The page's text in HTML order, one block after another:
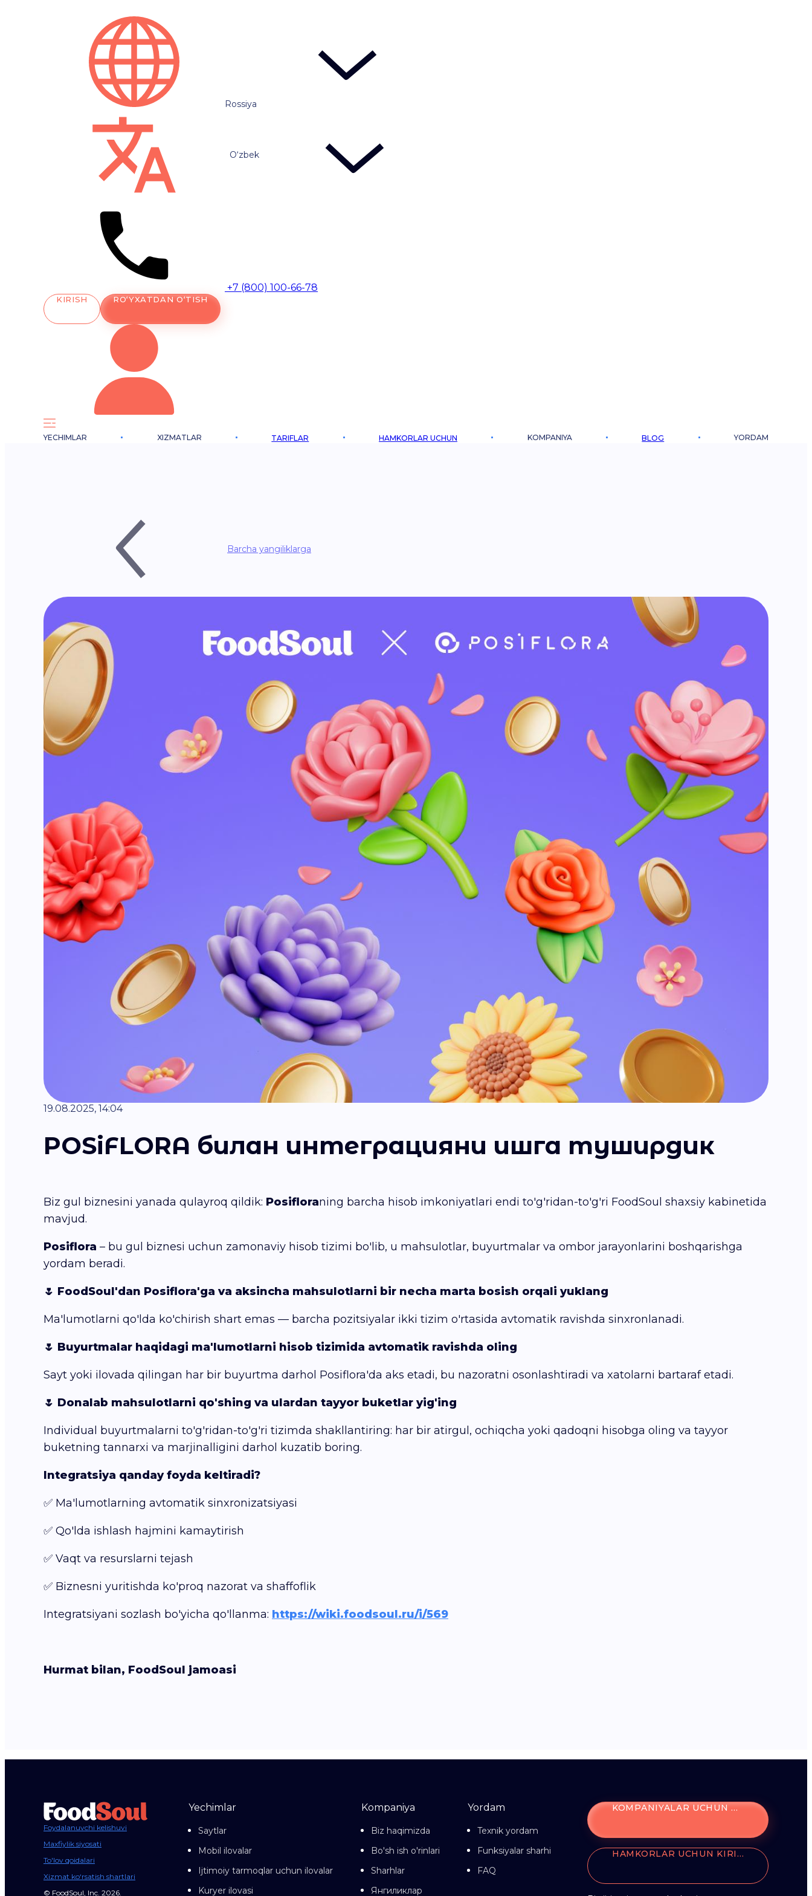
Rossiya
O‘zbek
+7 (800) 100-66-78
KIRISH RO‘YXATDAN O‘TISH
YECHIMLAR XIZMATLAR TARIFLAR HAMKORLAR UCHUN KOMPANIYA BLOG YORDAM
Barcha yangiliklarga
19.08.2025, 14:04
POSiFLORA билан интеграцияни ишга туширдик
Biz gul biznesini yanada qulayroq qildik: Posifloraning barcha hisob imkoniyatlari endi to'g'ridan-to'g'ri FoodSoul shaxsiy kabinetida
mavjud.
Posiflora – bu gul biznesi uchun zamonaviy hisob tizimi bo'lib, u mahsulotlar, buyurtmalar va ombor jarayonlarini boshqarishga
yordam beradi.
🌷 FoodSoul'dan Posiflora'ga va aksincha mahsulotlarni bir necha marta bosish orqali yuklang
Ma'lumotlarni qo'lda ko'chirish shart emas — barcha pozitsiyalar ikki tizim o'rtasida avtomatik ravishda sinxronlanadi.
🌷 Buyurtmalar haqidagi ma'lumotlarni hisob tizimida avtomatik ravishda oling
Sayt yoki ilovada qilingan har bir buyurtma darhol Posiflora'da aks etadi, bu nazoratni osonlashtiradi va xatolarni bartaraf etadi.
🌷 Donalab mahsulotlarni qo'shing va ulardan tayyor buketlar yig'ing
Individual buyurtmalarni to'g'ridan-to'g'ri tizimda shakllantiring: har bir atirgul, ochiqcha yoki qadoqni hisobga oling va tayyor
buketning tannarxi va marjinalligini darhol kuzatib boring.
Integratsiya qanday foyda keltiradi?
✅ Ma'lumotlarning avtomatik sinxronizatsiyasi
✅ Qo'lda ishlash hajmini kamaytirish
✅ Vaqt va resurslarni tejash
✅ Biznesni yuritishda ko'proq nazorat va shaffoflik
Integratsiyani sozlash bo'yicha qo'llanma: https://wiki.foodsoul.ru/i/569
Hurmat bilan, FoodSoul jamoasi
Foydalanuvchi kelishuvi
Maxfiylik siyosati
To'lov qoidalari
Xizmat ko‘rsatish shartlari
© FoodSoul, Inc. 2026.
Yechimlar
Saytlar
Mobil ilovalar
Ijtimoiy tarmoqlar uchun ilovalar
Kuryer ilovasi
Kompaniya
Biz haqimizda
Bo'sh ish o'rinlari
Sharhlar
Янгиликлар
Yordam
Texnik yordam
Funksiyalar sharhi
FAQ
KOMPANIYALAR UCHUN KIRISH
HAMKORLAR UCHUN KIRISH